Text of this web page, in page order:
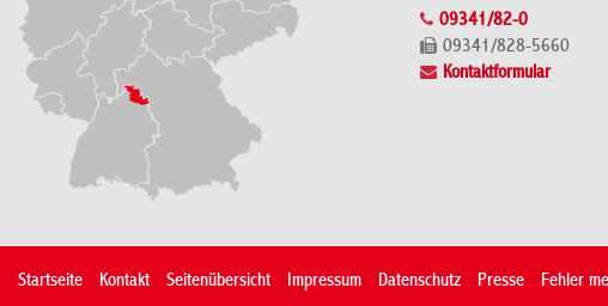
09341/82-0
09341/828-5660
Kontaktformular
Startseite Kontakt Seitenübersicht Impressum Datenschutz Presse Fehler